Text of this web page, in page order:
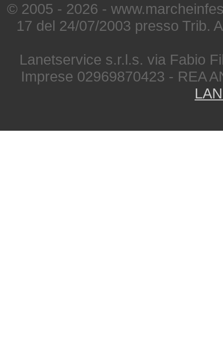
© 2005 - 2026 -
17 del 24/07/2003 presso Trib.
Lanetservice s.r.l.s. via Fabio
Imprese 02969870423 - REA